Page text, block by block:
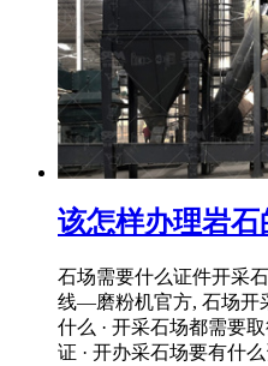
该怎样办理岩石
石场需要什么证件开采
线—磨粉机官方, 石场开
什么 · 开采石场都需要
证 · 开办采石场要有什